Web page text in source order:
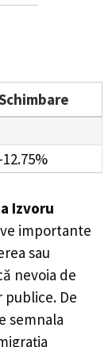
-12.75%
Izvoru
importante
sau
nevoia de
De
semnala